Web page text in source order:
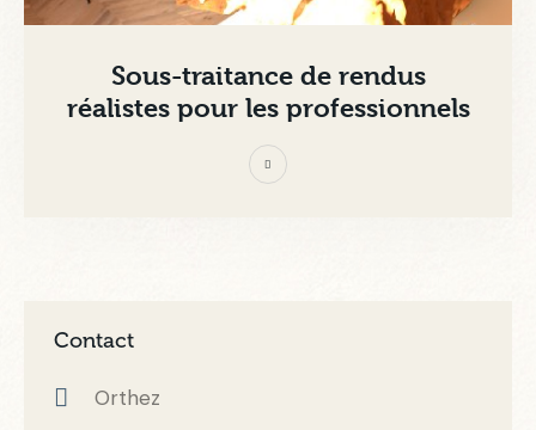
Sous-traitance de rendus
réalistes pour les professionnels
Contact
Orthez